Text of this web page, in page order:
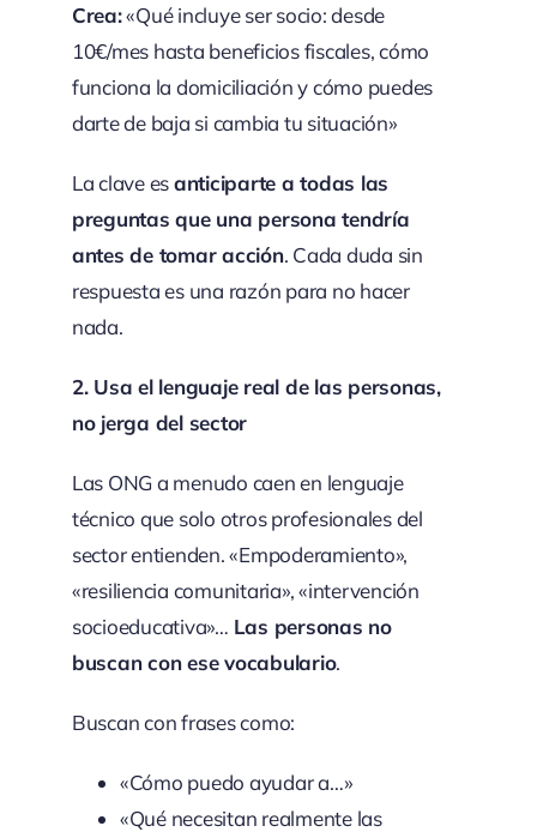
Crea:«Qué incluye ser socio: desde
10€/mes hasta beneficios fiscales, cómo
funciona la domiciliación y cómo puedes
darte de baja si cambia tu situación»
La clave esanticiparte a todas las
preguntas que una persona tendría
antes de tomar acción. Cada duda sin
respuesta es una razón para no hacer
nada.
2. Usa el lenguaje real de las personas,
no jerga del sector
Las ONG a menudo caen en lenguaje
técnico que solo otros profesionales del
sector entienden. «Empoderamiento»,
«resiliencia comunitaria», «intervención
socioeducativa»… Las personas no
buscan con ese vocabulario.
Buscan con frases como:
«Cómo puedo ayudar a…»
«Qué necesitan realmente las